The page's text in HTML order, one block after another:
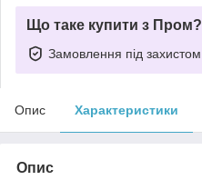
Що таке купити з Пром?
Замовлення під захистом
Опис Характеристики
Опис